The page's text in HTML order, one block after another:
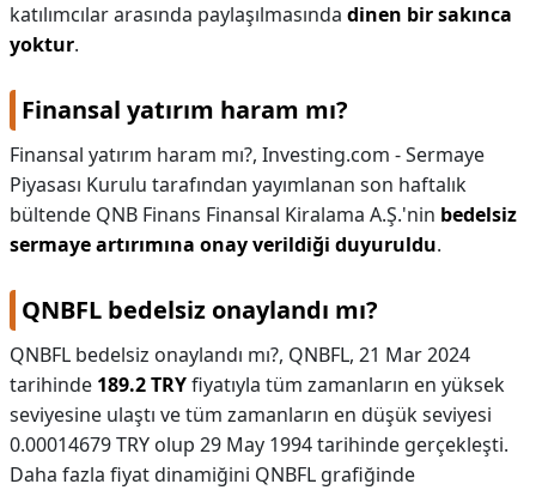
katılımcılar arasında paylaşılmasında dinen bir sakınca
yoktur.
Finansal yatırım haram mı?
Finansal yatırım haram mı?, Investing.com - Sermaye
Piyasası Kurulu tarafından yayımlanan son haftalık
bültende QNB Finans Finansal Kiralama A.Ş.'nin bedelsiz
sermaye artırımına onay verildiği duyuruldu.
QNBFL bedelsiz onaylandı mı?
QNBFL bedelsiz onaylandı mı?, QNBFL, 21 Mar 2024
tarihinde 189.2 TRYfiyatıyla tüm zamanların en yüksek
seviyesine ulaştı ve tüm zamanların en düşük seviyesi
0.00014679 TRY olup 29 May 1994 tarihinde gerçekleşti.
Daha fazla fiyat dinamiğini QNBFL grafiğinde